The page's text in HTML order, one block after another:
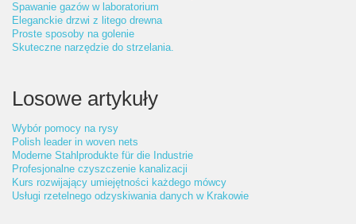
Spawanie gazów w laboratorium
Eleganckie drzwi z litego drewna
Proste sposoby na golenie
Skuteczne narzędzie do strzelania.
Losowe artykuły
Wybór pomocy na rysy
Polish leader in woven nets
Moderne Stahlprodukte für die Industrie
Profesjonalne czyszczenie kanalizacji
Kurs rozwijający umiejętności każdego mówcy
Usługi rzetelnego odzyskiwania danych w Krakowie